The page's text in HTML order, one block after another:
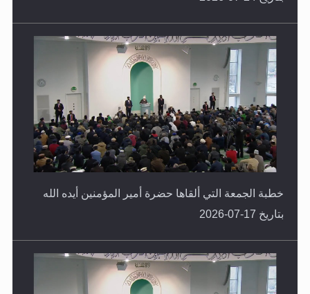
خطبة الجمعة التي ألقاها حضرة أمير المؤمنين أيده الله